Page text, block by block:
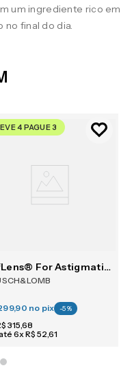
um ingrediente rico em
final do dia.
4 PAGUE 3
SofLens® For Astigmatism 6
no pix -5%
315,68
6xR$ 52,61